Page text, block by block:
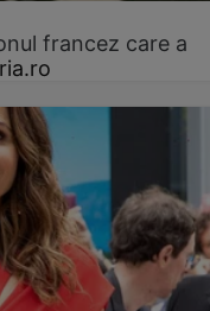
francez care a